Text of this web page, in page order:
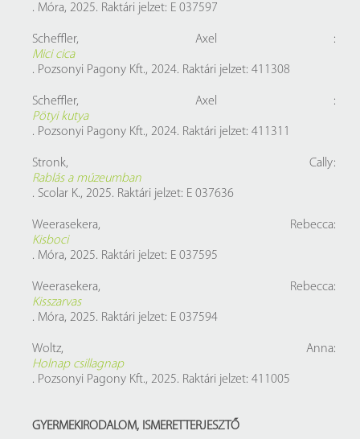
. Móra, 2025. Raktári jelzet: E 037597
Scheffler, Axel :
Mici cica
. Pozsonyi Pagony Kft., 2024. Raktári jelzet: 411308
Scheffler, Axel :
Pötyi kutya
. Pozsonyi Pagony Kft., 2024. Raktári jelzet: 411311
Stronk, Cally:
Rablás a múzeumban
. Scolar K., 2025. Raktári jelzet: E 037636
Weerasekera, Rebecca:
Kisboci
. Móra, 2025. Raktári jelzet: E 037595
Weerasekera, Rebecca:
Kisszarvas
. Móra, 2025. Raktári jelzet: E 037594
Woltz, Anna:
Holnap csillagnap
. Pozsonyi Pagony Kft., 2025. Raktári jelzet: 411005
GYERMEKIRODALOM, ISMERETTERJESZTŐ